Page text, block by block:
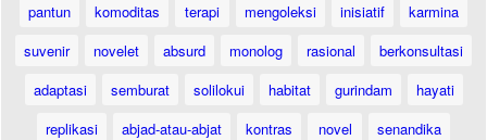
pantun
komoditas terapi mengoleksi inisiatif
karmina
suvenir
novelet absurd monolog rasional
berkonsultasi
adaptasi
semburat solilokui habitat gurindam
hayati
replikasi
abjad-atau-abjat kontras novel
senandika